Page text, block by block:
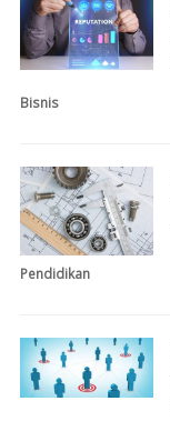
Bisnis
Pendidikan